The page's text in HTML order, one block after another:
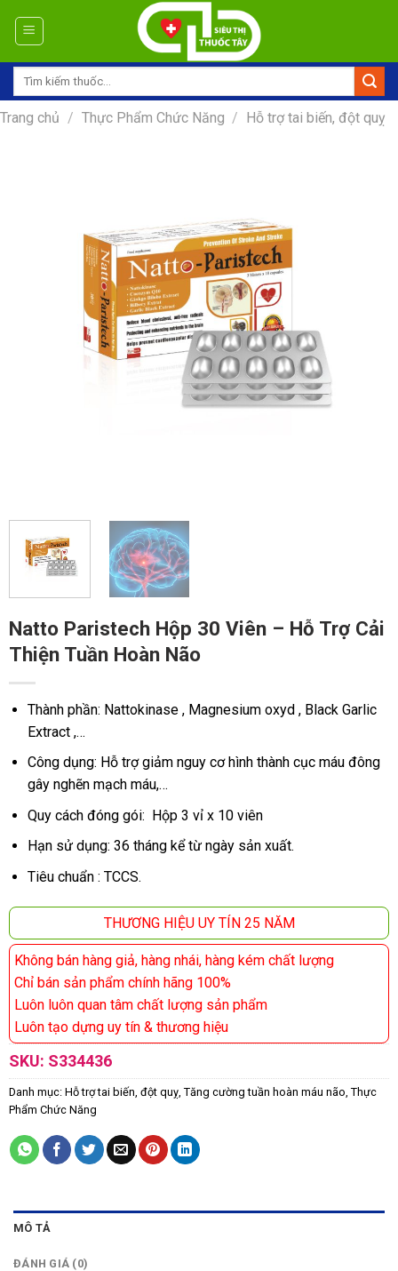
Tìm
Trang chủ / Thực Phẩm Chức Năng / Hỗ trợ tai biến, đột quỵ
Natto Paristech Hộp 30 Viên – Hỗ Trợ Cải
Thiện Tuần Hoàn Não
Thành phần: Nattokinase , Magnesium oxyd , Black Garlic
Extract ,…
Công dụng: Hỗ trợ giảm nguy cơ hình thành cục máu đông
gây nghẽn mạch máu,…
Quy cách đóng gói: Hộp 3 vỉ x 10 viên
Hạn sử dụng: 36 tháng kể từ ngày sản xuất.
Tiêu chuẩn : TCCS.
THƯƠNG HIỆU UY TÍN 25 NĂM
Không bán hàng giả, hàng nhái, hàng kém chất lượng
Chỉ bán sản phẩm chính hãng 100%
Luôn luôn quan tâm chất lượng sản phẩm
Luôn tạo dựng uy tín & thương hiệu
SKU: S334436
Danh mục: Hỗ trợ tai biến, đột quỵ, Tăng cường tuần hoàn máu não Thực
Phẩm Chức Năng
MÔ TẢ
ĐÁNH GIÁ (0)